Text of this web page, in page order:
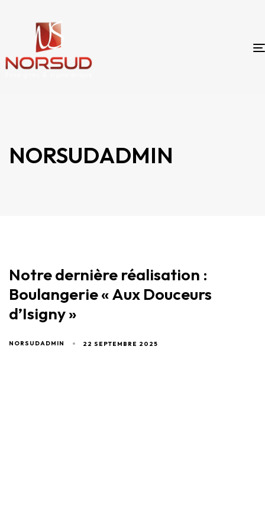
NORSUDADMIN
Notre dernière réalisation :
Boulangerie « Aux Douceurs
d’Isigny »
NORSUDADMIN 22 SEPTEMBRE 2025